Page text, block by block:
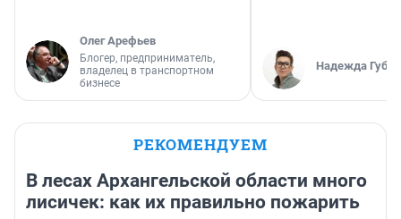
Олег Арефьев
Блогер, предприниматель,
владелец в транспортном
бизнесе
Надежда
РЕКОМЕНДУЕМ
В лесах Архангельской области много
лисичек: как их правильно пожарить